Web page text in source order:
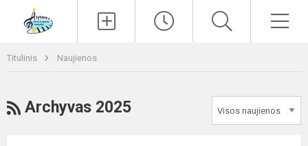
Titulinis Naujienos
RSS
Archyvas 2025